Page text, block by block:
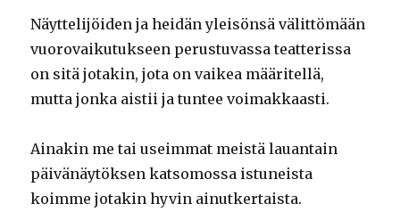
Näyttelijöiden ja heidän yleisönsä välittömään
vuorovaikutukseen perustuvassa teatterissa
on sitä jotakin, jota on vaikea määritellä,
mutta jonka aistii ja tuntee voimakkaasti.
Ainakin me tai useimmat meistä lauantain
päivänäytöksen katsomossa istuneista
koimme jotakin hyvin ainutkertaista.